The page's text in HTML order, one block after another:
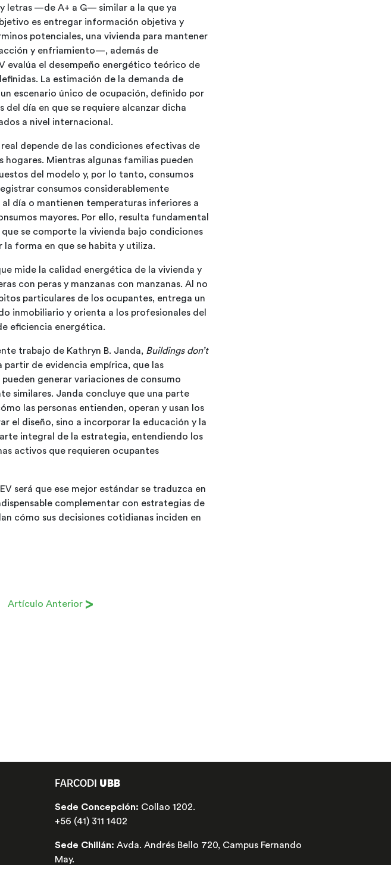
letras —de A+ a G— similar a la que ya
es entregar información objetiva y
potenciales, una vivienda para mantener
y enfriamiento—, además de
evalúa el desempeño energético teórico de
La estimación de la demanda de
escenario único de ocupación, definido por
día en que se requiere alcanzar dicha
a nivel internacional.
depende de las condiciones efectivas de
Mientras algunas familias pueden
del modelo y, por lo tanto, consumos
consumos considerablemente
día o mantienen temperaturas inferiores a
mayores. Por ello, resulta fundamental
se comporte la vivienda bajo condiciones
forma en que se habita y utiliza.
mide la calidad energética de la vivienda y
con peras y manzanas con manzanas. Al no
particulares de los ocupantes, entrega un
inmobiliario y orienta a los profesionales del
eficiencia energética.
trabajo de Kathryn B. Janda, Buildings don’t
de evidencia empírica, que las
generar variaciones de consumo
similares. Janda concluye que una parte
las personas entienden, operan y usan los
el diseño, sino a incorporar la educación y la
integral de la estrategia, entendiendo los
activos que requieren ocupantes
será que ese mejor estándar se traduzca en
complementar con estrategias de
cómo sus decisiones cotidianas inciden en
Artículo Anterior >
FARCODI UBB
Sede Concepción: Collao 1202.
+56 (41) 311 1402
Sede Chillán: Avda. Andrés Bello 720, Campus Fernando
May.